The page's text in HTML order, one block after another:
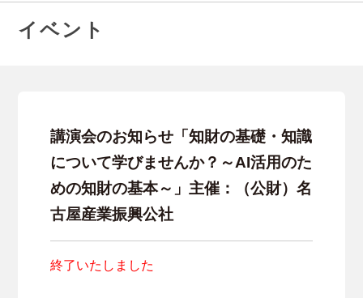
イベント
講演会のお知らせ「知財の基礎・知識
について学びませんか？～AI活用のた
めの知財の基本～」主催：（公財）名
古屋産業振興公社
終了いたしました